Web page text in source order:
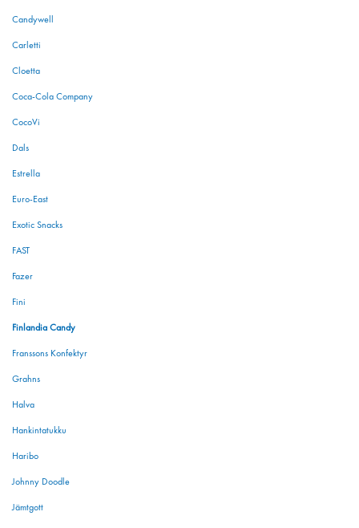
Candywell
Carletti
Cloetta
Coca-Cola Company
CocoVi
Dals
Estrella
Euro-East
Exotic Snacks
FAST
Fazer
Fini
Finlandia Candy
Franssons Konfektyr
Grahns
Halva
Hankintatukku
Haribo
Johnny Doodle
Jämtgott